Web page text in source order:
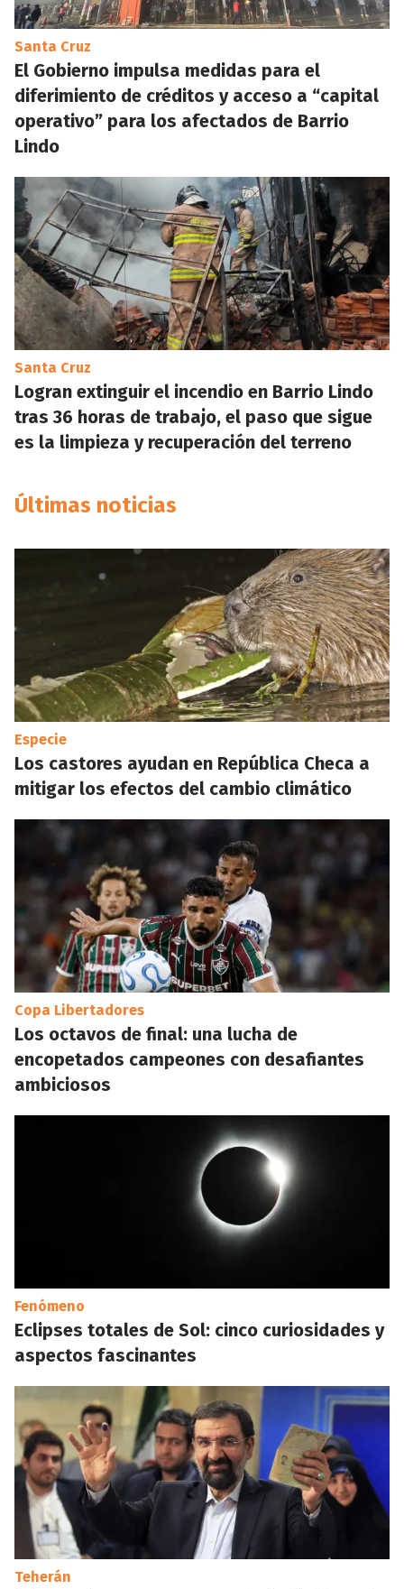
Santa Cruz
El Gobierno impulsa medidas para el
diferimiento de créditos y acceso a “capital
operativo” para los afectados de Barrio
Lindo
Santa Cruz
Logran extinguir el incendio en Barrio Lindo
tras 36 horas de trabajo, el paso que sigue
es la limpieza y recuperación del terreno
Últimas noticias
Especie
Los castores ayudan en República Checa a
mitigar los efectos del cambio climático
Copa Libertadores
Los octavos de final: una lucha de
encopetados campeones con desafiantes
ambiciosos
Fenómeno
Eclipses totales de Sol: cinco curiosidades y
aspectos fascinantes
Teherán